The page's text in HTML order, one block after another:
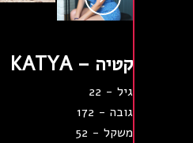
קטיה – KATYA
גיל - 22
גובה - 172
משקל - 52